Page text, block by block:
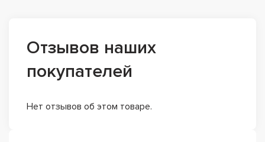
Отзывов наших
покупателей
Нет отзывов об этом товаре.